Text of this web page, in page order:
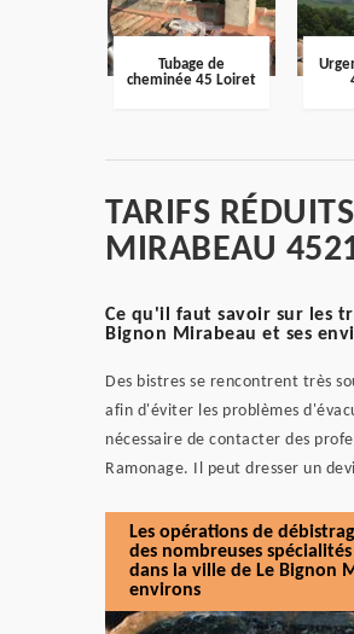
Tubage de
cheminée 45 Loiret
TARIFS
MIRABEAU
Ce qu'il faut savoir sur les
Bignon Mirabeau et ses
Des bistres se rencontrent très
afin d'éviter les problèmes
nécessaire de contacter des
Ramonage. Il peut dresser un
Les opérations de
des nombreuses
dans la ville de Le Bignon
environs